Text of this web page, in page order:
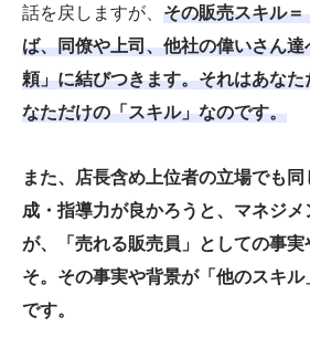
話を戻しますが、 その販売スキル
ば、同僚や上司、他社の偉いさん
頼」に結びつきます。それはあな
なただけの「スキル」なのです。
また、店長含め上位者の立場でも
成・指導力が良かろうと、マネジメ
が、「売れる販売員」としての事
そ。その事実や背景が「他のスキ
です。